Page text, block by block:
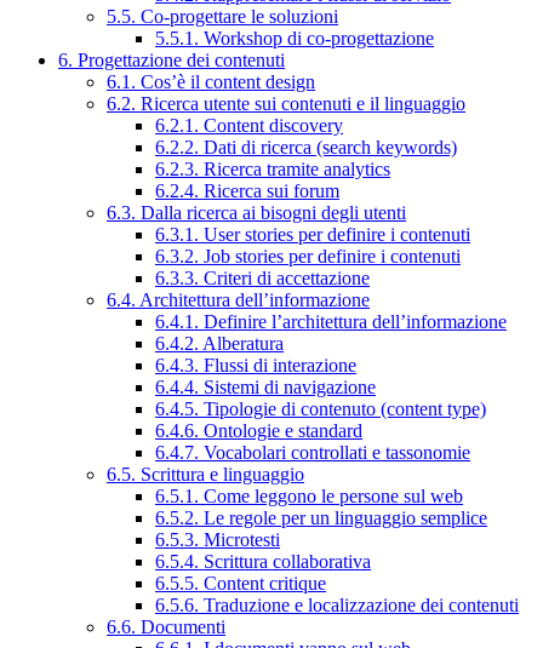
5.5. Co-progettare le soluzioni
5.5.1. Workshop di co-progettazione
6. Progettazione dei contenuti
6.1. Cos’è il content design
6.2. Ricerca utente sui contenuti e il linguaggio
6.2.1. Content discovery
6.2.2. Dati di ricerca (search keywords)
6.2.3. Ricerca tramite analytics
6.2.4. Ricerca sui forum
6.3. Dalla ricerca ai bisogni degli utenti
6.3.1. User stories per definire i contenuti
6.3.2. Job stories per definire i contenuti
6.3.3. Criteri di accettazione
6.4. Architettura dell’informazione
6.4.1. Definire l’architettura dell’informazione
6.4.2. Alberatura
6.4.3. Flussi di interazione
6.4.4. Sistemi di navigazione
6.4.5. Tipologie di contenuto (content type)
6.4.6. Ontologie e standard
6.4.7. Vocabolari controllati e tassonomie
6.5. Scrittura e linguaggio
6.5.1. Come leggono le persone sul web
6.5.2. Le regole per un linguaggio semplice
6.5.3. Microtesti
6.5.4. Scrittura collaborativa
6.5.5. Content critique
6.5.6. Traduzione e localizzazione dei contenuti
6.6. Documenti